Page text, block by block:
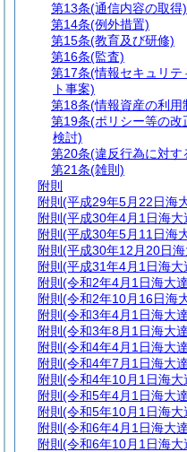
第13条(通信内容の取得)
第14条(例外措置)
第15条(教育及び研修)
第16条(監査)
第17条(情報セキュリテ
ト事案)
第18条(情報資産の利用
第19条(ポリシー等の改
検討)
第20条(違反行為に対す
第21条(雑則)
附則
附則 (平成29年5月22日海
附則 (平成30年4月1日海大
附則 (平成30年5月11日海
附則 (平成30年12月20日
附則 (平成31年4月1日海大
附則 (令和2年4月1日海大
附則 (令和2年10月16日海
附則 (令和3年4月1日海大
附則 (令和3年8月1日海大
附則 (令和4年4月1日海大
附則 (令和4年7月1日海大
附則 (令和4年10月1日海大
附則 (令和5年4月1日海大
附則 (令和5年10月1日海大
附則 (令和6年4月1日海大
附則 (令和6年10月1日海大